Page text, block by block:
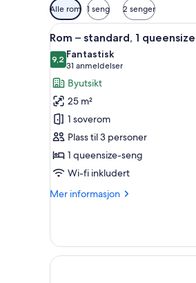
Tilgjengelige
filtre
for
rom
Alle rom 1 seng 2 senger
Åpne
alle
bildene
av
Rom
–
standard,
1
queensize-
seng,
byutsikt
6
Rom – standard, 1
9,29,2 av 10
Fantastisk
31 anmeldelser
(31
anmeldelser)
Byutsikt
25 m²
1 soverom
Plass til 3 personer
1 queensize-seng
Wi-fi inkludert
Mer informasjon
Mer
–
standard,
1